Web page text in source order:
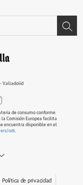
Valladolid
de consumo conforme
Comisión Europea facilita
encuentra disponible en el
odr.
Política de privacidad